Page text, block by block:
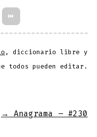
⏮
, diccionario libre y
todos pueden editar.
→ Anagrama – #230